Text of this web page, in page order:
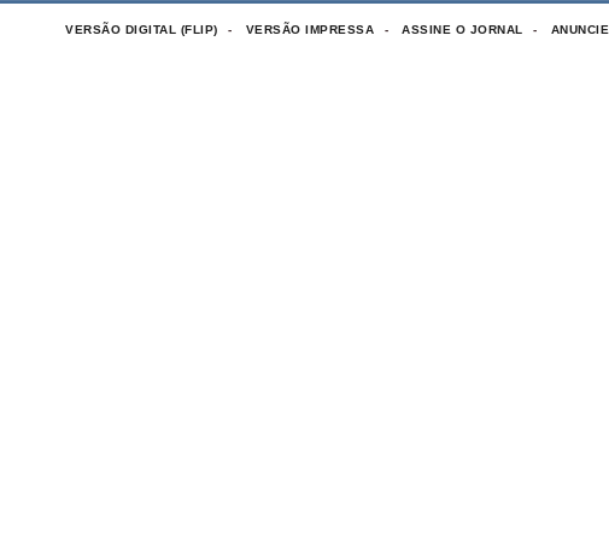
VERSÃO DIGITAL (FLIP) VERSÃO IMPRESSA ASSINE O JORNAL ANUNCIE